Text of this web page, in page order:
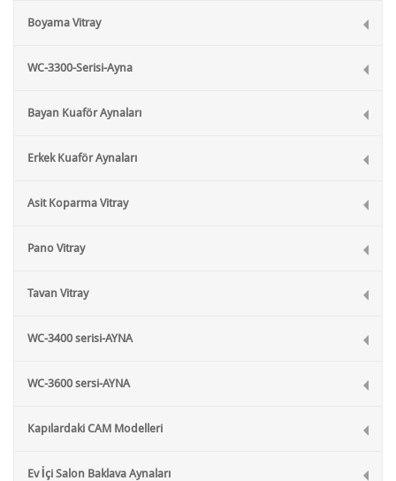
Boyama Vitray
WC-3300-Serisi-Ayna
Bayan Kuaför Aynaları
Erkek Kuaför Aynaları
Asit Koparma Vitray
Pano Vitray
Tavan Vitray
WC-3400 serisi-AYNA
WC-3600 sersi-AYNA
Kapılardaki CAM Modelleri
Ev İçi Salon Baklava Aynaları